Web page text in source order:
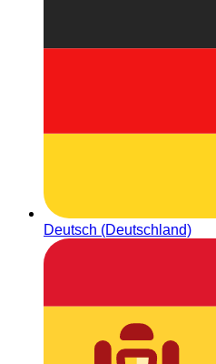
Deutsch (Deutschland)